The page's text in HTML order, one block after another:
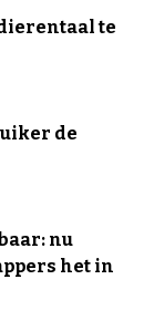
te
de
nu
het in